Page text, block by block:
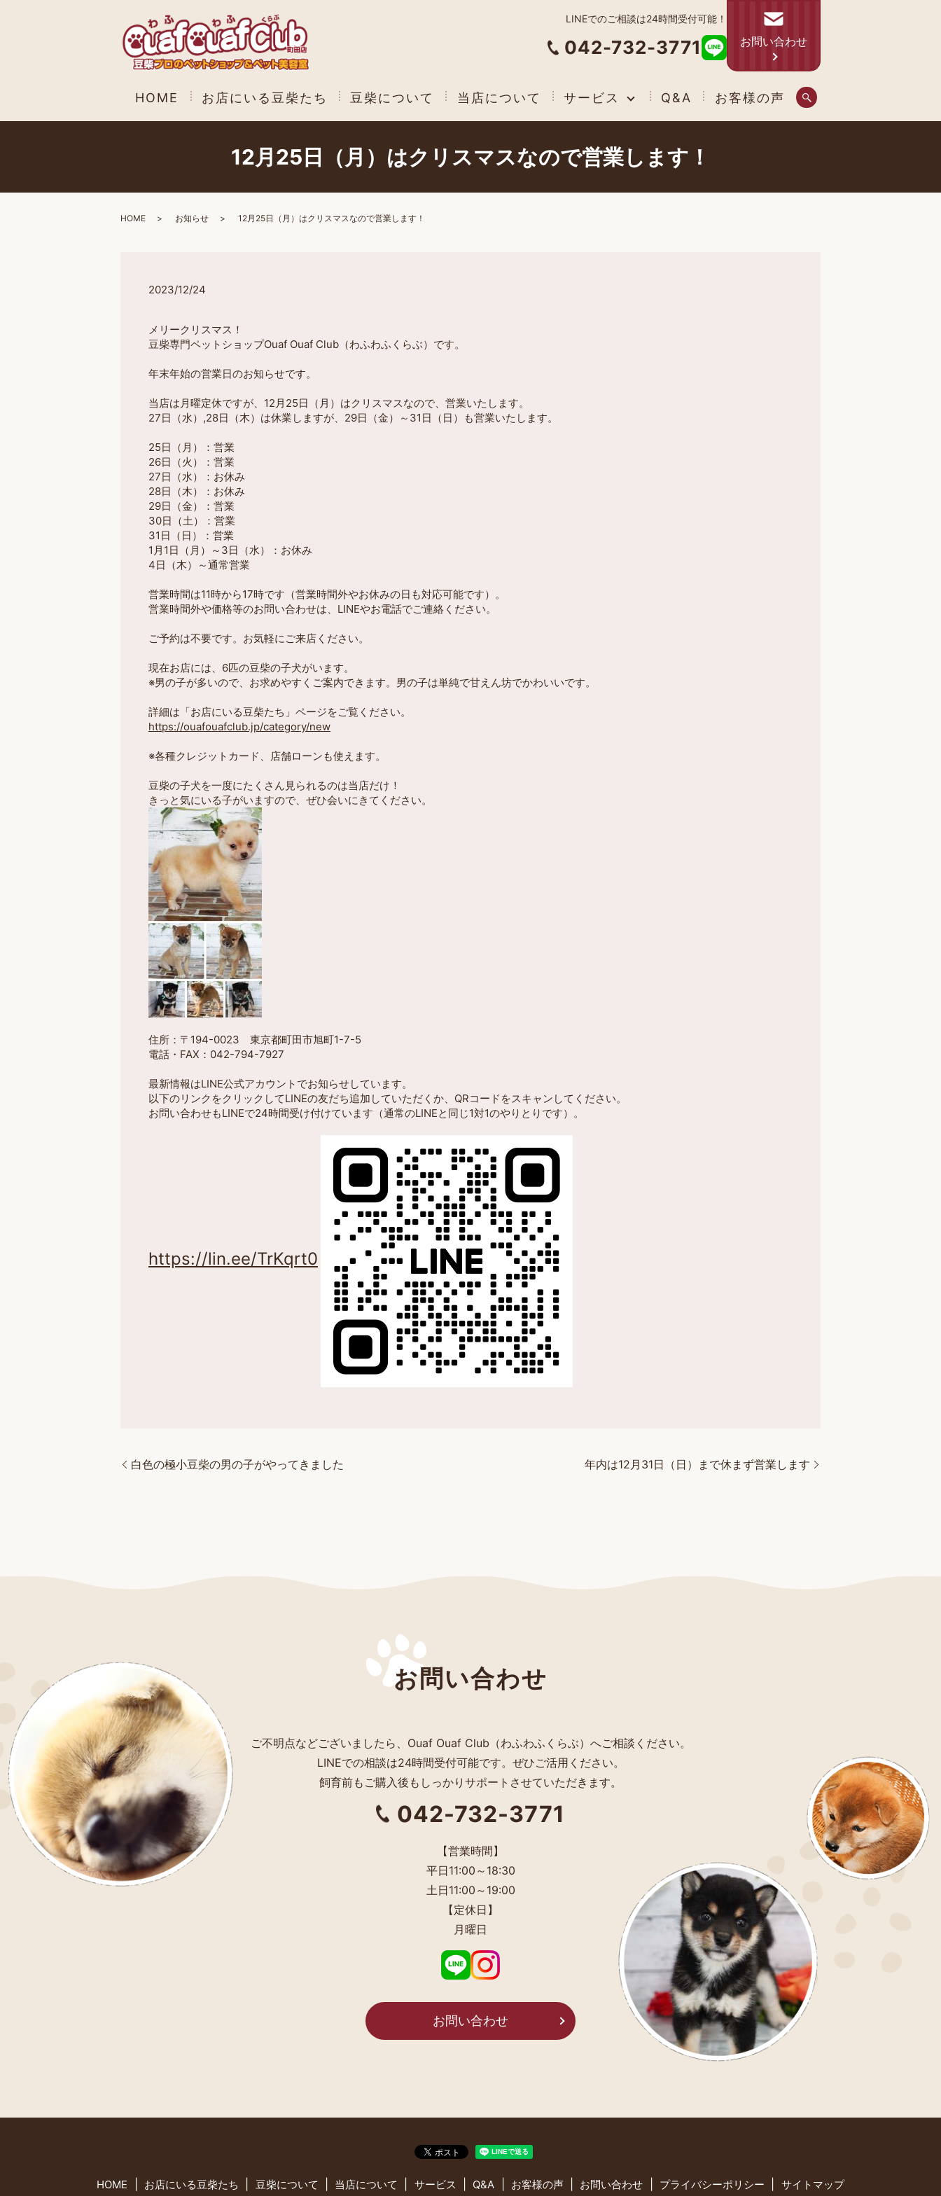
HOME お店にいる豆柴たち 豆柴について 当店について サービス Q&A お客様の声
LINEでのご相談は24時間受付可能！
042-732-3771 お問い合わせ
12月25日（月）はクリスマスなので営業します！
HOME お知らせ 12月25日（月）はクリスマスなので営業します！
2023/12/24
メリークリスマス！
豆柴専門ペットショップOuaf Ouaf Club（わふわふくらぶ）です。
年末年始の営業日のお知らせです。
当店は月曜定休ですが、12月25日（月）はクリスマスなので、営業いたします。
27日（水）,28日（木）は休業しますが、29日（金）～31日（日）も営業いたします。
25日（月）：営業
26日（火）：営業
27日（水）：お休み
28日（木）：お休み
29日（金）：営業
30日（土）：営業
31日（日）：営業
1月1日（月）～3日（水）：お休み
4日（木）～通常営業
営業時間は11時から17時です（営業時間外やお休みの日も対応可能です）。
営業時間外や価格等のお問い合わせは、LINEやお電話でご連絡ください。
ご予約は不要です。お気軽にご来店ください。
現在お店には、6匹の豆柴の子犬がいます。
※男の子が多いので、お求めやすくご案内できます。男の子は単純で甘えん坊でかわいいです。
詳細は「お店にいる豆柴たち」ページをご覧ください。
https://ouafouafclub.jp/category/new
※各種クレジットカード、店舗ローンも使えます。
豆柴の子犬を一度にたくさん見られるのは当店だけ！
きっと気にいる子がいますので、ぜひ会いにきてください。
住所：〒194-0023 東京都町田市旭町1-7-5
電話・FAX：042-794-7927
最新情報はLINE公式アカウントでお知らせしています。
以下のリンクをクリックしてLINEの友だち追加していただくか、QRコードをスキャンしてください。
お問い合わせもLINEで24時間受け付けています（通常のLINEと同じ1対1のやりとりです）。
https://lin.ee/TrKqrt0
白色の極小豆柴の男の子がやってきました 年内は12月31日（日）まで休まず営業します
お問い合わせ
ご不明点などございましたら、Ouaf Ouaf Club（わふわふくらぶ）へご相談ください。
LINEでの相談は24時間受付可能です。ぜひご活用ください。
飼育前もご購入後もしっかりサポートさせていただきます。
042-732-3771
【営業時間】
平日11:00～18:30
土日11:00～19:00
【定休日】
月曜日
お問い合わせ
HOME お店にいる豆柴たち 豆柴について 当店について サービス Q&A お客様の声 お問い合わせ プライバシーポリシー サイトマップ